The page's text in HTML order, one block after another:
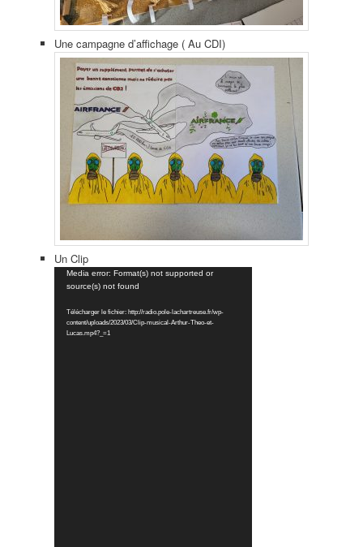
Une campagne d’affichage ( Au CDI)
Un Clip
Lecteur
vidéo
Media error: Format(s) not supported or
source(s) not found
Télécharger le fichier: http://radio.pole-lachartreuse.fr/wp-
content/uploads/2023/03/Clip-musical-Arthur-Theo-et-
Lucas.mp4?_=1